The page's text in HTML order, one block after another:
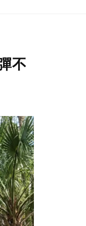
不